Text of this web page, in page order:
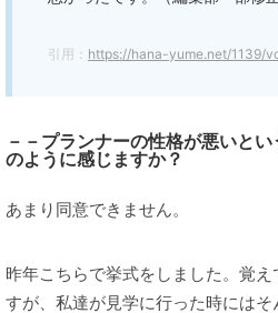
引用： https://hana-yume.net/1139/
－－プランナーの性格が悪いと
のように感じますか？
あまり同意できません。
昨年こちらで挙式をしました。覚
すが、私達が見学に行った時には